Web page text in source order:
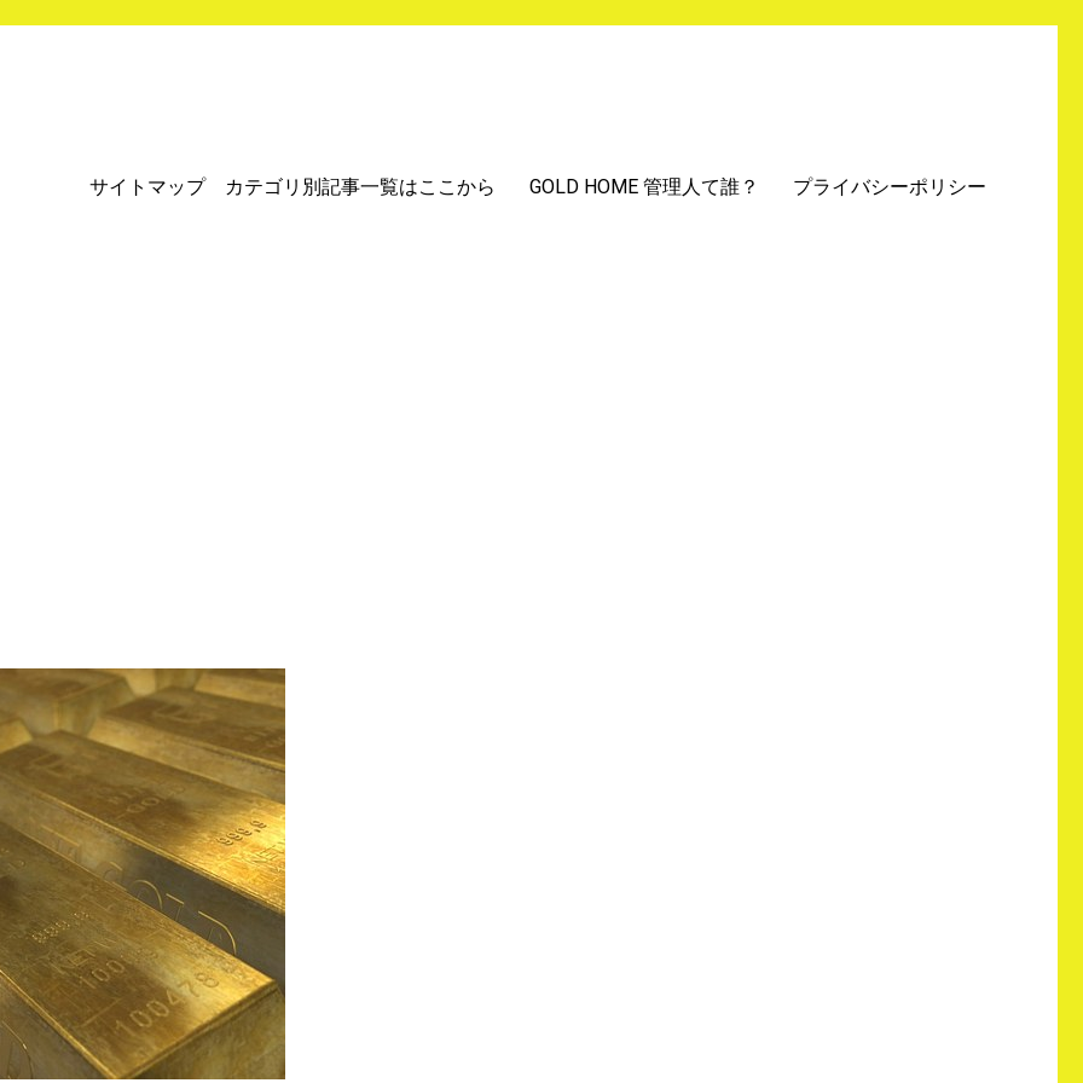
サイトマップ カテゴリ別記事一覧はここから GOLD HOME 管理人て誰？ プライバシーポリシー